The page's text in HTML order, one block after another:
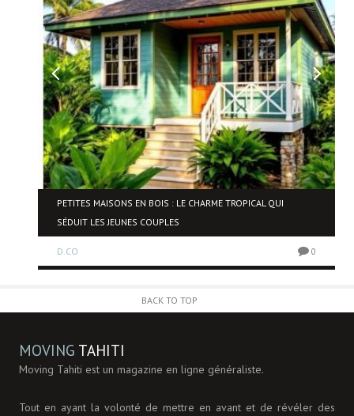
PETITES MAISONS EN BOIS : LE CHARME TROPICAL QUI
SÉDUIT LES JEUNES COUPLES
D.CO 0
BACK TO TOP
MOVING TAHITI
Moving Tahiti est un magazine en ligne généraliste.
Tout en ayant la volonté de mettre en avant et de révéler des